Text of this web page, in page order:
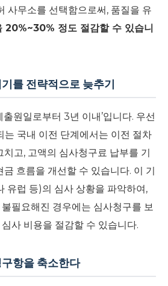
사무소를 선택함으로써, 품질을 유
20%~30% 정도 절감할 수 있습니
를 전략적으로 늦추기
출원일로부터 3년 이내’입니다. 우선
국내 이전 단계에서는 이전 절차
고, 고액의 심사청구료 납부를 기
흐름을 개선할 수 있습니다. 이 기
유럽 등)의 심사 상황을 파악하여,
필요해진 경우에는 심사청구를 보
사 비용을 절감할 수 있습니다.
항을 축소한다